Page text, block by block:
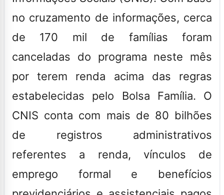
no cruzamento de informações, cerca
de 170 mil de famílias foram
canceladas do programa neste mês
por terem renda acima das regras
estabelecidas pelo Bolsa Família. O
CNIS conta com mais de 80 bilhões
de registros administrativos
referentes a renda, vínculos de
emprego formal e benefícios